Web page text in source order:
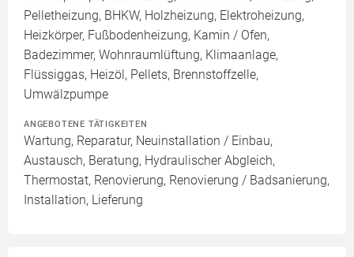
Pelletheizung, BHKW, Holzheizung, Elektroheizung,
Heizkörper, Fußbodenheizung, Kamin / Ofen,
Badezimmer, Wohnraumlüftung, Klimaanlage,
Flüssiggas, Heizöl, Pellets, Brennstoffzelle,
Umwälzpumpe
ANGEBOTENE TÄTIGKEITEN
Wartung, Reparatur, Neuinstallation / Einbau,
Austausch, Beratung, Hydraulischer Abgleich,
Thermostat, Renovierung, Renovierung / Badsanierung,
Installation, Lieferung